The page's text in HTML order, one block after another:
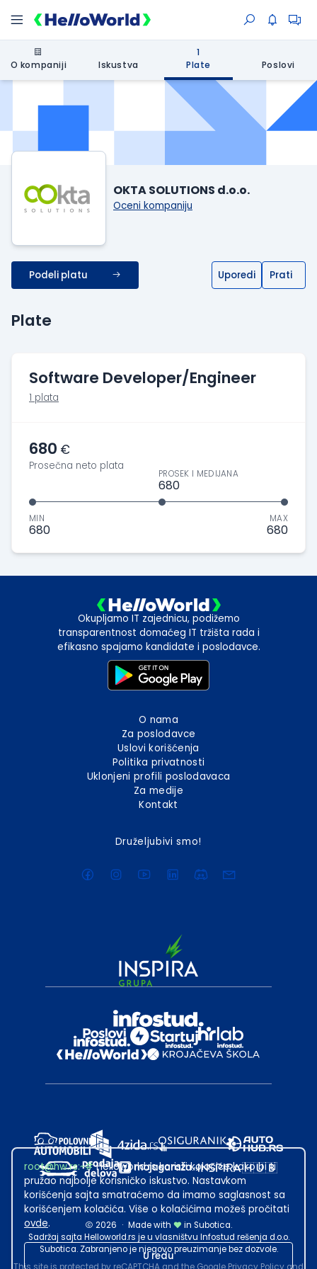
O kompaniji Iskustva
1
Plate
Poslovi
OKTA SOLUTIONS d.o.o.
Oceni kompaniju
Podeli platu Uporedi Prati
Plate
Software Developer/Engineer
1 plata
680 €
Prosečna neto plata
MIN
680
PROSEK I MEDIJANA
680
MAX
680
Okupljamo IT zajednicu, podižemo
transparentnost domaćeg IT tržišta rada i
efikasno spajamo kandidate i poslodavce.
O nama
Za poslodavce
Uslovi korišćenja
Politika privatnosti
Uklonjeni profili poslodavaca
Za medije
Kontakt
Druželjubivi smo!
2026 · Made with
in Subotica.
Sadržaj sajta Helloworld.rs je u vlasništvu Infostud rešenja d.o.o.
Subotica. Zabranjeno je njegovo preuzimanje bez dozvole.
root@hw.rs:~#Helloworld.rs koristi kolačiće kako bi ti
pružao najbolje korisničko iskustvo. Nastavkom
korišćenja sajta smatraćemo da imamo saglasnost sa
korišćenjem kolačića. Više o kolačićima možeš pročitati
ovde.
U redu